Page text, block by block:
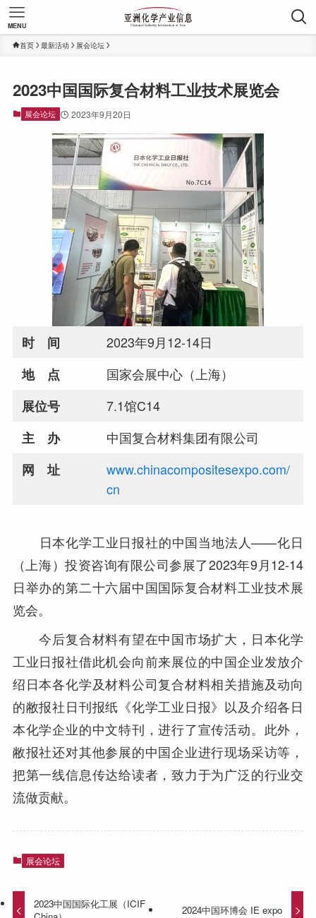
MENU
首页 最新活动 展会论坛
2023中国国际复合材料工业技术展览会
展会论坛 2023年9月20日
时 间
2023年9月12-14日
地 点
国家会展中心（上海）
展位号
7.1馆C14
主 办
中国复合材料集团有限公司
网 址
www.chinacompositesexpo.com/
cn
日本化学工业日报社的中国当地法人——化日
（上海）投资咨询有限公司参展了2023年9月12-14
日举办的第二十六届中国国际复合材料工业技术展
览会。
今后复合材料有望在中国市场扩大，日本化学
工业日报社借此机会向前来展位的中国企业发放介
绍日本各化学及材料公司复合材料相关措施及动向
的敝报社日刊报纸《化学工业日报》以及介绍各日
本化学企业的中文特刊，进行了宣传活动。此外，
敝报社还对其他参展的中国企业进行现场采访等，
把第一线信息传达给读者，致力于为广泛的行业交
流做贡献。
展会论坛
2023中国国际化工展（ICIF
2024中国环博会 IE expo